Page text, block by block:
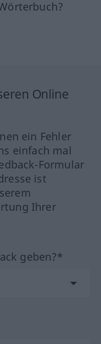
Online
ein Fehler
einfach mal
Formular
ist
Ihrer
geben?*